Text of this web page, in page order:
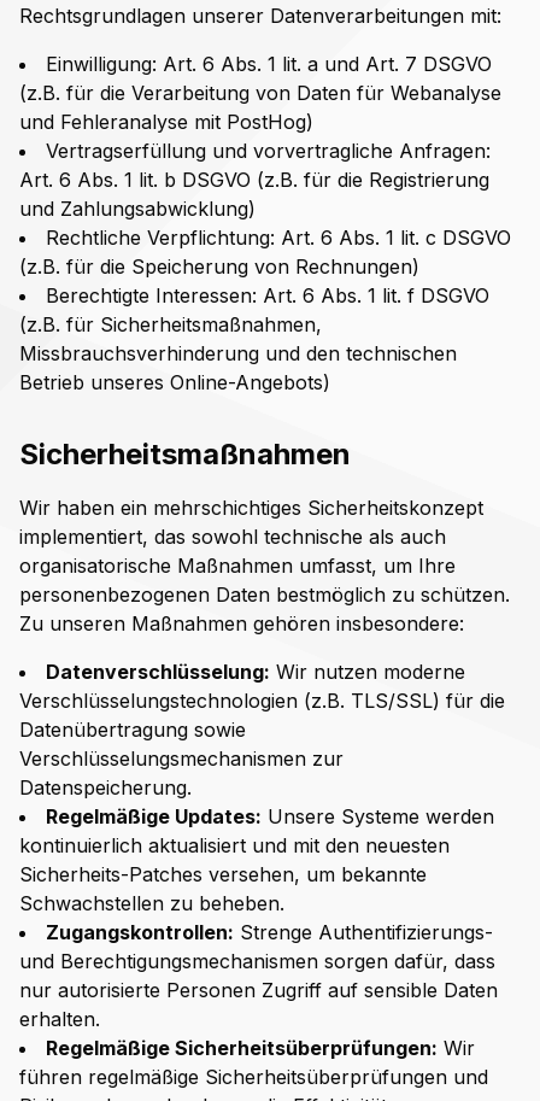
Rechtsgrundlagen unserer Datenverarbeitungen mit:
Einwilligung: Art. 6 Abs. 1 lit. a und Art. 7 DSGVO
(z.B. für die Verarbeitung von Daten für Webanalyse
und Fehleranalyse mit PostHog)
Vertragserfüllung und vorvertragliche Anfragen:
Art. 6 Abs. 1 lit. b DSGVO (z.B. für die Registrierung
und Zahlungsabwicklung)
Rechtliche Verpflichtung: Art. 6 Abs. 1 lit. c DSGVO
(z.B. für die Speicherung von Rechnungen)
Berechtigte Interessen: Art. 6 Abs. 1 lit. f DSGVO
(z.B. für Sicherheitsmaßnahmen,
Missbrauchsverhinderung und den technischen
Betrieb unseres Online-Angebots)
Sicherheitsmaßnahmen
Wir haben ein mehrschichtiges Sicherheitskonzept
implementiert, das sowohl technische als auch
organisatorische Maßnahmen umfasst, um Ihre
personenbezogenen Daten bestmöglich zu schützen.
Zu unseren Maßnahmen gehören insbesondere:
Datenverschlüsselung: Wir nutzen moderne
Verschlüsselungstechnologien (z.B. TLS/SSL) für die
Datenübertragung sowie
Verschlüsselungsmechanismen zur
Datenspeicherung.
Regelmäßige Updates: Unsere Systeme werden
kontinuierlich aktualisiert und mit den neuesten
Sicherheits-Patches versehen, um bekannte
Schwachstellen zu beheben.
Zugangskontrollen: Strenge Authentifizierungs-
und Berechtigungsmechanismen sorgen dafür, dass
nur autorisierte Personen Zugriff auf sensible Daten
erhalten.
Regelmäßige Sicherheitsüberprüfungen: Wir
führen regelmäßige Sicherheitsüberprüfungen und